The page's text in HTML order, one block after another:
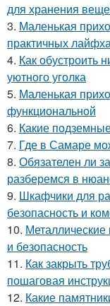
для хранения
3. Маленькая
практичных
4. Как обустроить
уютного уголка
5. Маленькая
функциональной
6. Какие
7. Где в Самаре
8. Обязателен ли
разберемся в
9. Шкафчики для
безопасность и
10.
и безопасность
11. Как закрыть
пошаговая
12. Какие